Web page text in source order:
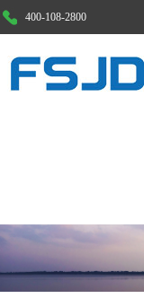
400-108-2800
案例展示
经典案例
0512-63869009